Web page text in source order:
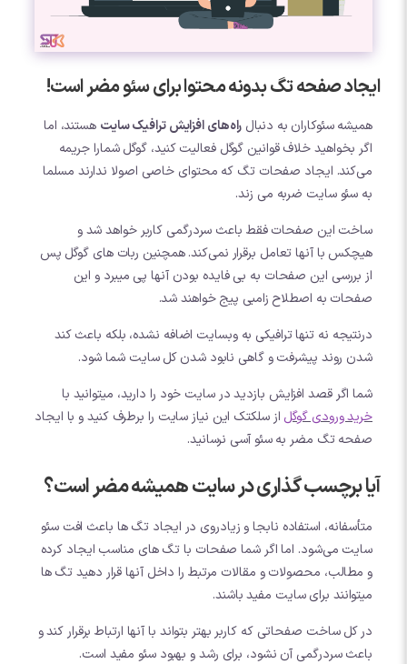
ایجاد صفحه تگ بدونه محتوا برای سئو مضر است!
همیشه سئوکاران به دنبال راه‌های افزایش ترافیک سایت هستند، اما
اگر بخواهید خلاف قوانین گوگل فعالیت کنید، گوگل شمارا جریمه
می‌کند. ایجاد صفحات تگ که محتوای خاصی اصولا ندارند مسلما
به سئو سایت ضربه می زند.
ساخت این صفحات فقط باعث سردرگمی کاربر خواهد شد و
هیچکس با آنها تعامل برقرار نمی‌کند. همچنین ربات های گوگل پس
از بررسی این صفحات به بی فایده بودن آنها پی میبرد و این
صفحات به اصطلاح زامبی پیج خواهند شد.
درنتیجه نه تنها ترافیکی به وبسایت اضافه نشده، بلکه باعث کند
شدن روند پیشرفت و گاهی نابود شدن کل سایت شما شود.
شما اگر قصد افزایش بازدید در سایت خود را دارید، میتوانید با
خرید ورودی گوگل از سلکتک این نیاز سایت را برطرف کنید و با ایجاد
صفحه تگ مضر به سئو آسی نرسانید.
آیا برچسب گذاری در سایت همیشه مضر است؟
متأسفانه، استفاده نابجا و زیادروی در ایجاد تگ ها باعث افت سئو
سایت می‌شود. اما اگر شما صفحات با تگ های مناسب ایجاد کرده
و مطالب، محصولات و مقالات مرتبط را داخل آنها قرار دهید تگ ها
میتوانند برای سایت مفید باشند.
در کل ساخت صفحاتی که کاربر بهتر بتواند با آنها ارتباط برقرار کند و
باعث سردرگمی آن نشود، برای رشد و بهبود سئو مفید است.